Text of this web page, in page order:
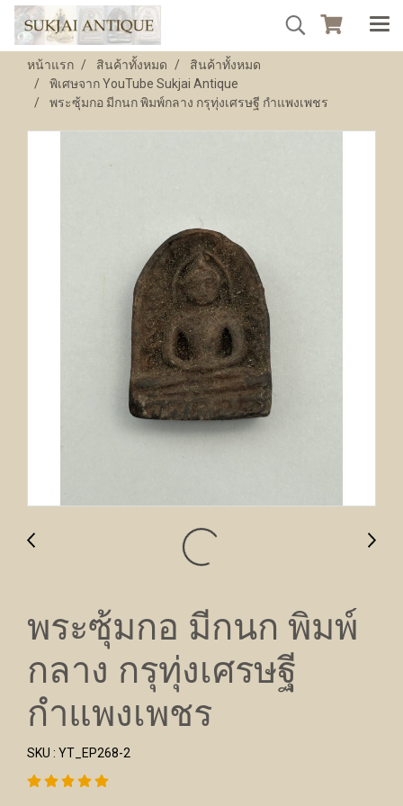
หน้าแรก สินค้าทั้งหมด
สินค้าทั้งหมด
พิเศษจาก YouTube Sukjai Antique
พระซุ้มกอ มีกนก พิมพ์กลาง กรุทุ่งเศรษฐี กำแพงเพชร
พระซุ้มกอ มีกนก พิมพ์
กลาง กรุทุ่งเศรษฐี
กำแพงเพชร
SKU : YT_EP268-2